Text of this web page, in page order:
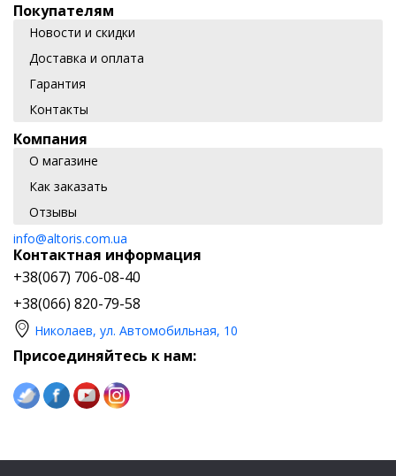
Покупателям
Новости и скидки
Доставка и оплата
Гарантия
Контакты
Компания
О магазине
Как заказать
Отзывы
info@altoris.com.ua
Контактная информация
+38(067) 706-08-40
+38(066) 820-79-58
Николаев, ул. Автомобильная, 10
Присоединяйтесь к нам: